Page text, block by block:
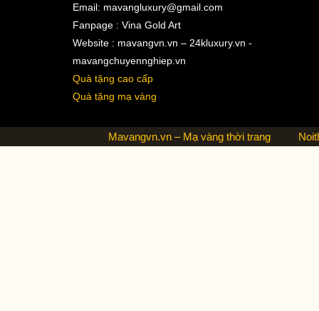
Email: mavangluxury@gmail.com
Fanpage : Vina Gold Art
Website : mavangvn.vn – 24kluxury.vn -
mavangchuyennghiep.vn
Quà tặng cao cấp
Quà tặng mạ vàng
Mavangvn.vn – Mạ vàng thời trang